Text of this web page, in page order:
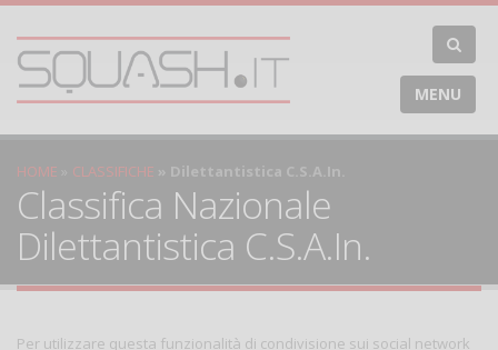
MENU
HOME CLASSIFICHE Dilettantistica C.S.A.In.
Classifica Nazionale
Dilettantistica C.S.A.In.
Per utilizzare questa funzionalità di condivisione sui social network